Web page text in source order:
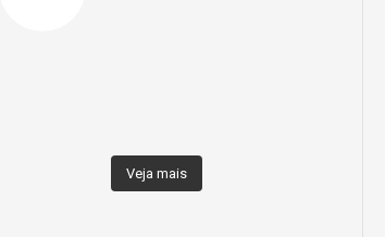
Veja mais